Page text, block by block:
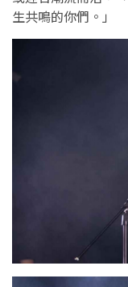
生共鳴的你們。」